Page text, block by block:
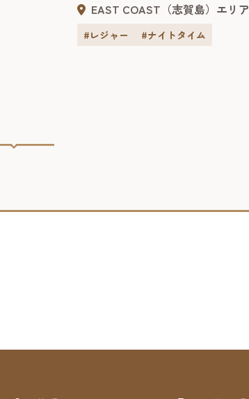
EAST COAST（志賀島）エリア
#レジャー #ナイトタイム